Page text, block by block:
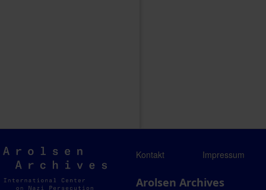
Arolsen
Archives
Kontakt Impressum
Arolsen Archives